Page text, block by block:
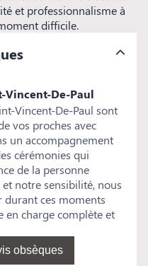
et professionnalisme à
difficile.
Vincent-De-Paul
Vincent-De-Paul sont
vos proches avec
un accompagnement
cérémonies qui
de la personne
notre sensibilité, nous
ces moments
en charge complète et
Demande de devis obsèques